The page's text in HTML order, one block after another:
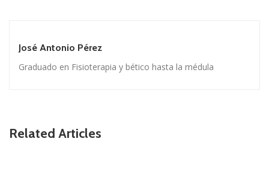
José Antonio Pérez
Graduado en Fisioterapia y bético hasta la médula
Related Articles